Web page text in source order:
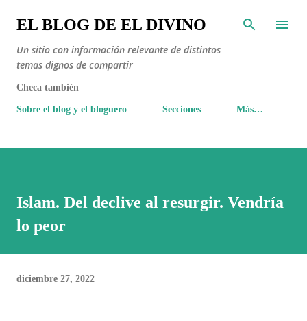
Ir al contenido principal
EL BLOG DE EL DIVINO
Un sitio con información relevante de distintos
temas dignos de compartir
Checa también
Sobre el blog y el bloguero Secciones Más…
Islam. Del declive al resurgir. Vendría
lo peor
diciembre 27, 2022